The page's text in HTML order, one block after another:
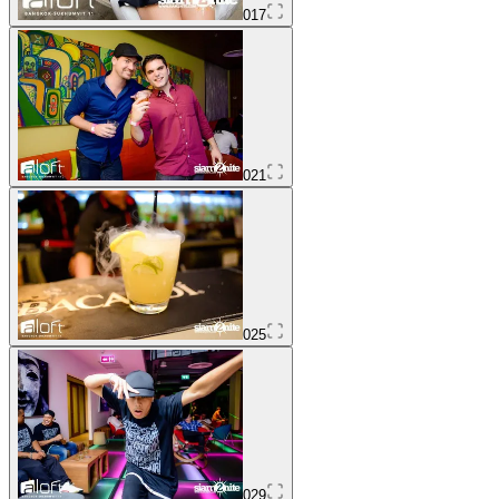
017
021
025
029